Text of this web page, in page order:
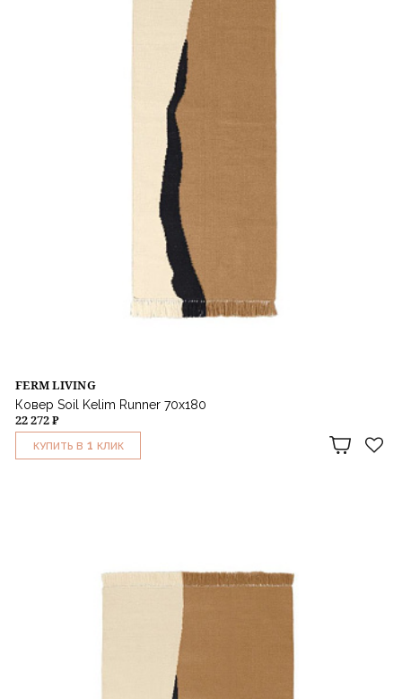
FERM LIVING
Ковер Soil Kelim Runner 70х180
22 272 ₽
КУПИТЬ В 1 КЛИК